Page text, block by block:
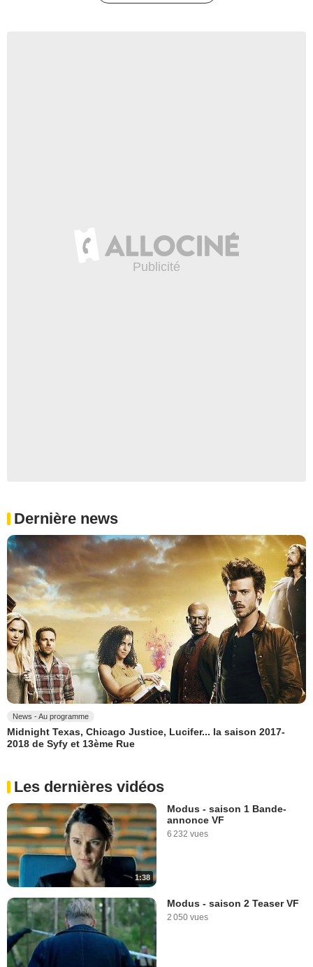
Dernière news
News - Au programme
Midnight Texas, Chicago Justice, Lucifer... la saison 2017-
2018 de Syfy et 13ème Rue
Les dernières vidéos
1:38
Modus - saison 1 Bande-
annonce VF
6 232 vues
Modus - saison 2 Teaser VF
2 050 vues